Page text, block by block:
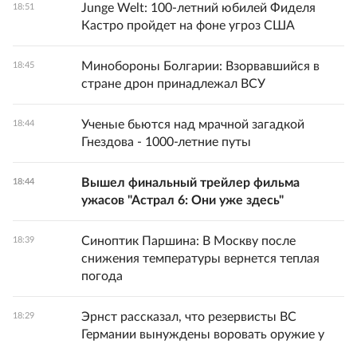
18:51
Junge Welt: 100-летний юбилей Фиделя
Кастро пройдет на фоне угроз США
18:45
Минобороны Болгарии: Взорвавшийся в
стране дрон принадлежал ВСУ
18:44
Ученые бьются над мрачной загадкой
Гнездова - 1000-летние путы
18:44
Вышел финальный трейлер фильма
ужасов "Астрал 6: Они уже здесь"
18:39
Синоптик Паршина: В Москву после
снижения температуры вернется теплая
погода
18:29
Эрнст рассказал, что резервисты ВС
Германии вынуждены воровать оружие у